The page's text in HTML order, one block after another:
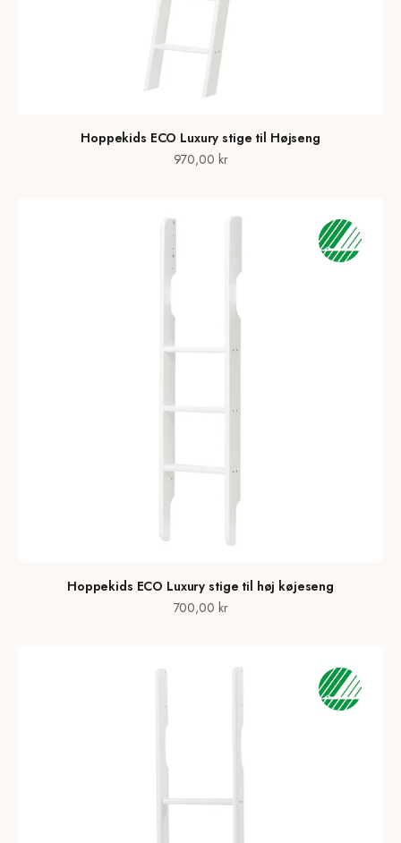
Hoppekids ECO Luxury stige til Højseng
Salgspris
970,00 kr
Hoppekids ECO Luxury stige til høj køjeseng
Salgspris
700,00 kr